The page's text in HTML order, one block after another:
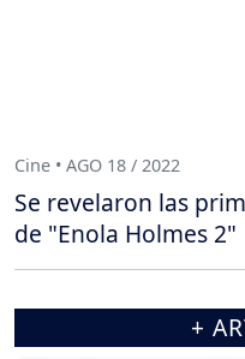
Cine • AGO 18 / 2022
Se revelaron las
de "Enola Holmes 2"
+